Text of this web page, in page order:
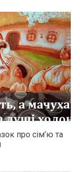
про сім’ю та